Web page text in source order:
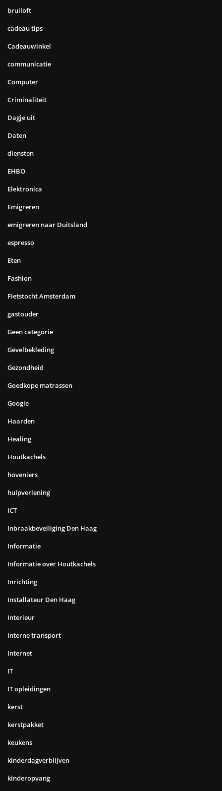
bruiloft
cadeau tips
Cadeauwinkel
communicatie
Computer
Criminaliteit
Dagje uit
Daten
diensten
EHBO
Elektronica
Emigreren
emigreren naar Duitsland
espresso
Eten
Fashion
Fietstocht Amsterdam
gastouder
Geen categorie
Gevelbekleding
Gezondheid
Goedkope matrassen
Google
Haarden
Healing
Houtkachels
hoveniers
hulpverlening
ICT
Inbraakbeveiliging Den Haag
Informatie
Informatie over Houtkachels
Inrichting
Installateur Den Haag
Interieur
Interne transport
Internet
IT
IT opleidingen
kerst
kerstpakket
keukens
kinderdagverblijven
kinderopvang